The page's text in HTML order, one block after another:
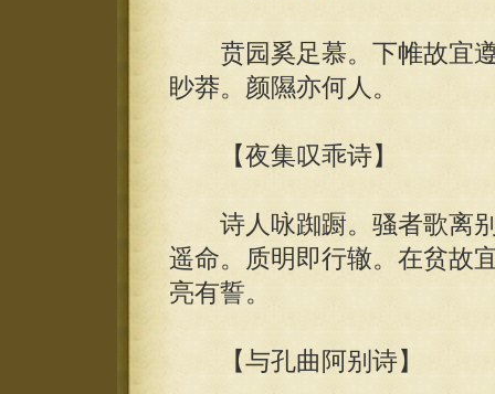
贲园奚足慕。下帷故宜遵
眇莽。颜隰亦何人。
【夜集叹乖诗】
诗人咏踟蹰。骚者歌离别
遥命。质明即行辙。在贫故
亮有誓。
【与孔曲阿别诗】